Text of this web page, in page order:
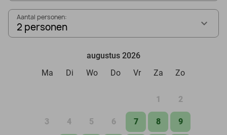
Aantal personen:
2 personen
augustus 2026
Ma
Di Wo Do Vr Za Zo
1 2
3 4 5 6 7 8 9